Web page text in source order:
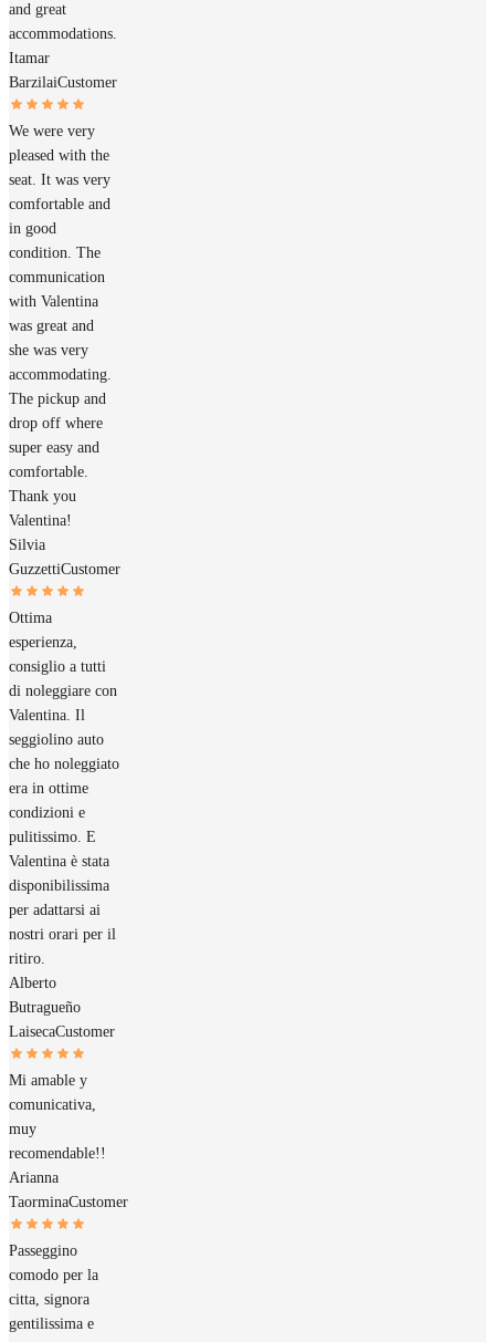
and great
accommodations.
Itamar
BarzilaiCustomer
We were very
pleased with the
seat. It was very
comfortable and
in good
condition. The
communication
with Valentina
was great and
she was very
accommodating.
The pickup and
drop off where
super easy and
comfortable.
Thank you
Valentina!
Silvia
GuzzettiCustomer
Ottima
esperienza,
consiglio a tutti
di noleggiare con
Valentina. Il
seggiolino auto
che ho noleggiato
era in ottime
condizioni e
pulitissimo. E
Valentina è stata
disponibilissima
per adattarsi ai
nostri orari per il
ritiro.
Alberto
Butragueño
LaisecaCustomer
Mi amable y
comunicativa,
muy
recomendable!!
Arianna
TaorminaCustomer
Passeggino
comodo per la
citta, signora
gentilissima e